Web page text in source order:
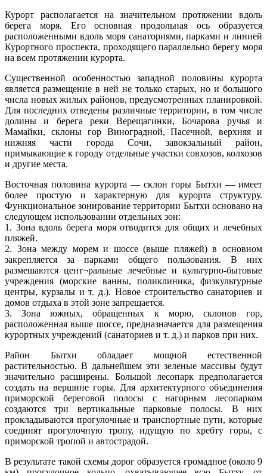
Курорт располагается на значительном протяжении вдоль
берега моря. Его основная продольная ось образуется
расположенными вдоль моря санаториями, парками и линией
Курортного проспекта, проходящего параллельно берегу моря
на всем протяжении курорта.
Существенной особенностью западной половины курорта
является размещение в ней не только старых, но и большого
числа новых жилых районов, предусмотренных планировкой.
Для последних отведены различные территории, в том числе
долины и берега реки Верещагинки, Бочарова ручья и
Мамайки, склоны гор Виноградной, Пасечной, верхняя и
нижняя части города Сочи, завокзальный район,
примыкающие к городу отдельные участки совхозов, колхозов
и другие места.
Восточная половина курорта — склон горы Бытхи — имеет
более простую и характерную для курорта структуру.
Функциональное зонирование территории Бытхи основано на
следующем использовании отдельных зон:
1. Зона вдоль берега моря отводится для общих и лечебных
пляжей.
2. Зона между морем и шоссе (выше пляжей) в основном
закрепляется за парками общего пользования. В них
размешаются цент¬ральные лечебные и культурно-бытовые
учреждения (морские ванны, поликлиника, физкультурные
центры, курзалы и т. д.). Новое строительство санаториев и
домов отдыха в этой зоне запрещается.
3. Зона южных, обращенных к морю, склонов гор,
расположенная выше шоссе, предназначается для размещения
курортных учреждений (санаториев и т. д.) и парков при них.
Район Бытхи обладает мощной естественной
растительностью. В дальнейшем эти зеленые массивы будут
значительно расширены. Большой лесопарк предполагается
создать на вершине горы. Для архитектурного объединения
приморской береговой полосы с нагорным лесопарком
создаются три вертикальные парковые полосы. В них
прокладываются прогулочные и транспортные пути, которые
соединят прогулочную тропу, идущую по хребту горы, с
приморской тропой и автострадой.
В результате такой схемы дорог образуется громадное (около 9